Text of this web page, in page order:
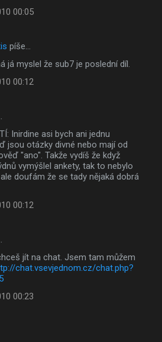
00:05
píše…
já myslel že sub7 je poslední díl.
00:12
Inirdine asi bych ani jednu
jsou otázky divné nebo mají od
"ano". Takže vydíš že když
vymýšlel ankety, tak to nebylo
doufám že se tady nějaká dobrá
00:12
jít na chat. Jsem tam můžem
chat.vsevjednom.cz/chat.php?
00:23